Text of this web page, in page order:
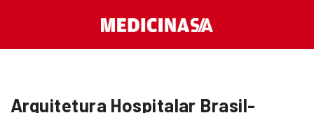
Arquitetura Hospitalar Brasil-